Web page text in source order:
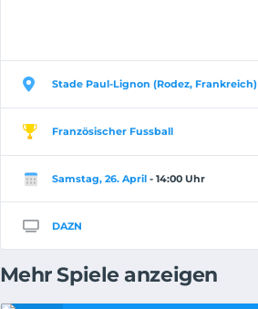
Stade Paul-Lignon (Rodez, Frankreich)
Französischer Fussball
Samstag, 26. April- 14:00 Uhr
DAZN
Mehr Spiele anzeigen